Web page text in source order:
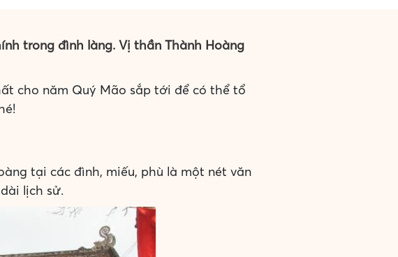
trong đình làng. Vị thần Thành Hoàng
cho năm Quý Mão sắp tới để có thể tổ
tại các đình, miếu, phù là một nét văn
lịch sử.